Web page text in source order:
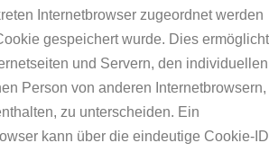
Internetbrowser zugeordnet werden
gespeichert wurde. Dies ermöglicht
und Servern, den individuellen
Person von anderen Internetbrowsern,
zu unterscheiden. Ein
kann über die eindeutige Cookie-ID